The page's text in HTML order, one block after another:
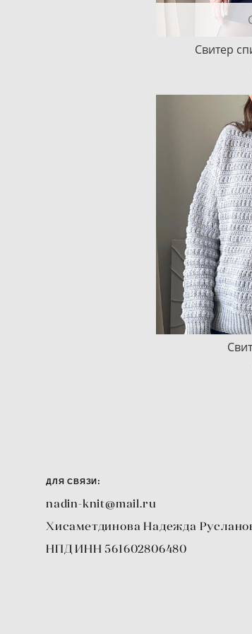
Свитер
ДЛЯ СВЯЗИ:
nadin-knit@mail.ru
Хисаметдинова Надежда
НПД ИНН 561602806480